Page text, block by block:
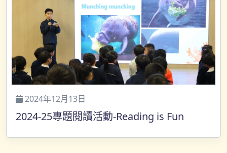
2024年12月13日
2024-25專題閱讀活動-Reading is Fun